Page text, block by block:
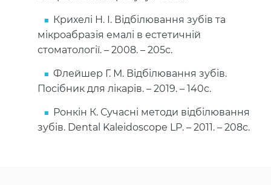
Крихелі Н. І. Відбілювання зубів та
мікроабразія емалі в естетичній
стоматології. – 2008. – 205с.
Флейшер Г. М. Відбілювання зубів.
Посібник для лікарів. – 2019. – 140с.
Ронкін К. Сучасні методи відбілювання
зубів. Dental Kaleidoscope LP. – 2011. – 208с.